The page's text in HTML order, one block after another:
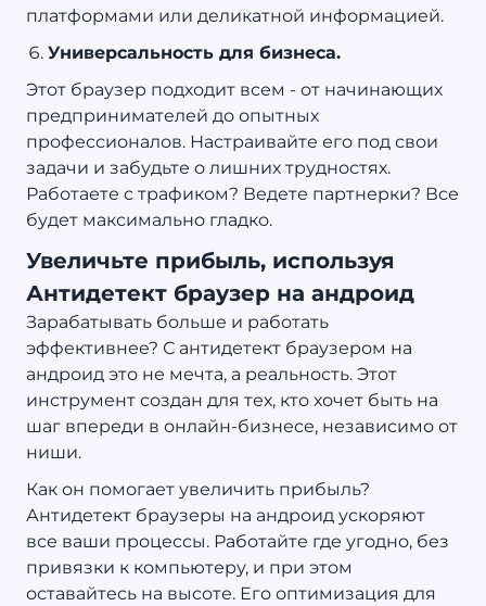
платформами или деликатной информацией.
Универсальность для бизнеса.
Этот браузер подходит всем - от начинающих
предпринимателей до опытных
профессионалов. Настраивайте его под свои
задачи и забудьте о лишних трудностях.
Работаете с трафиком? Ведете партнерки? Все
будет максимально гладко.
Увеличьте прибыль, используя
Антидетект браузер на андроид
Зарабатывать больше и работать
эффективнее? С антидетект браузером на
андроид это не мечта, а реальность. Этот
инструмент создан для тех, кто хочет быть на
шаг впереди в онлайн-бизнесе, независимо от
ниши.
Как он помогает увеличить прибыль?
Антидетект браузеры на андроид ускоряют
все ваши процессы. Работайте где угодно, без
привязки к компьютеру, и при этом
оставайтесь на высоте. Его оптимизация для